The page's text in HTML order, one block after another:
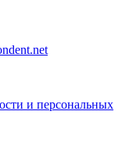
и персональных